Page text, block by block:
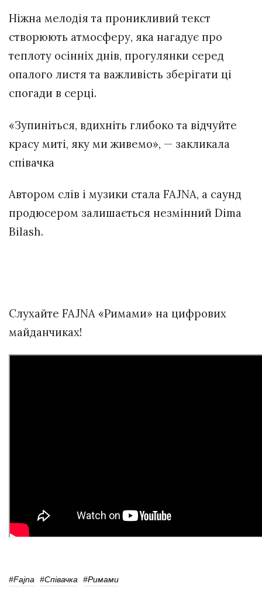
Ніжна мелодія та проникливий текст
створюють атмосферу, яка нагадує про
теплоту осінніх днів, прогулянки серед
опалого листя та важливість зберігати ці
спогади в серці.
«Зупиніться, вдихніть глибоко та відчуйте
красу миті, яку ми живемо», — закликала
співачка
Автором слів і музики стала FAJNA, а саунд
продюсером залишається незмінний Dima
Bilash.
Слухайте FAJNA «Римами» на цифрових
майданчиках!
#Fajna #співачка #Римами